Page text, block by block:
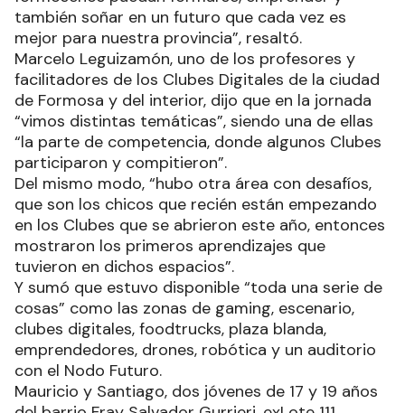
también soñar en un futuro que cada vez es
mejor para nuestra provincia”, resaltó.
Marcelo Leguizamón, uno de los profesores y
facilitadores de los Clubes Digitales de la ciudad
de Formosa y del interior, dijo que en la jornada
“vimos distintas temáticas”, siendo una de ellas
“la parte de competencia, donde algunos Clubes
participaron y compitieron”.
Del mismo modo, “hubo otra área con desafíos,
que son los chicos que recién están empezando
en los Clubes que se abrieron este año, entonces
mostraron los primeros aprendizajes que
tuvieron en dichos espacios”.
Y sumó que estuvo disponible “toda una serie de
cosas” como las zonas de gaming, escenario,
clubes digitales, foodtrucks, plaza blanda,
emprendedores, drones, robótica y un auditorio
con el Nodo Futuro.
Mauricio y Santiago, dos jóvenes de 17 y 19 años